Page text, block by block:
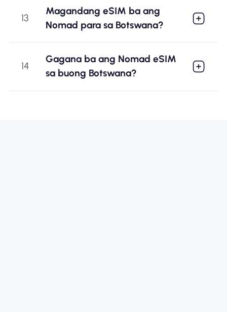
13
Magandang eSIM ba ang
Nomad para sa Botswana?
14
Gagana ba ang Nomad eSIM
sa buong Botswana?